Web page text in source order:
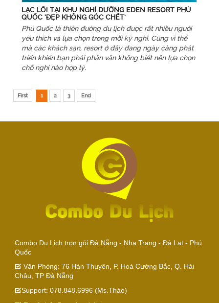
LẠC LỐI TẠI KHU NGHỈ DƯỠNG EDEN RESORT PHÚ
QUỐC ‘ĐẸP KHÔNG GÓC CHẾT’
Phú Quốc là thiên đường du lịch được rất nhiều người
yêu thích và lựa chọn trong mỗi kỳ nghỉ. Cũng vì thế
mà các khách sạn, resort ở đây đang ngày càng phát
triển khiến bạn phải phân vân không biết nên lựa chọn
chỗ nghỉ nào hợp lý.
First 1 2 3 End
Combo Du Lịch trọn gói Đà Nẵng - Nha Trang - Đà Lạt - Phú
Quốc
Văn Phòng: 76 Hàn Thuyên, P. Hoà Cường Bắc, Q. Hải
Châu, TP Đà Nẵng
Support: 078.848.6996 (Ms.Thảo)